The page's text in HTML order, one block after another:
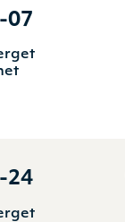
07
24